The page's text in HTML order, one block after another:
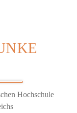
Hochschule